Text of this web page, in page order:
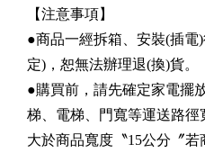
【注意事項】
●商品一經拆箱、安裝(插電
定)，恕無法辦理退(換)貨。
●購買前，請先確定家電擺
梯、電梯、門寬等運送路
大於商品寬度〝15公分〞